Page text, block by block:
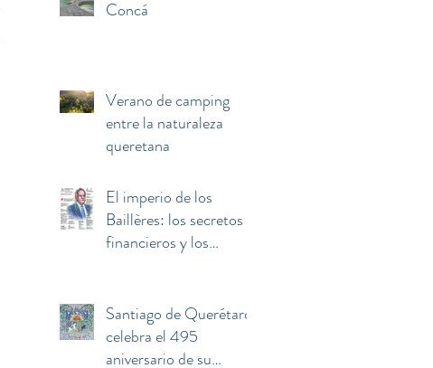
Concá
Verano de camping
entre la naturaleza
queretana
El imperio de los
Baillères: los secretos
financieros y los
El Palacio de Hierro
Santiago de Querétaro
celebra el 495
aniversario de su